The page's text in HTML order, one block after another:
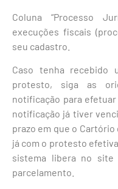
Coluna “Processo
execuções fiscais
seu cadastro.
Caso tenha recebido
protesto, siga as
notificação para
notificação já tiver
prazo em que o
já com o protesto
sistema libera no site
parcelamento.